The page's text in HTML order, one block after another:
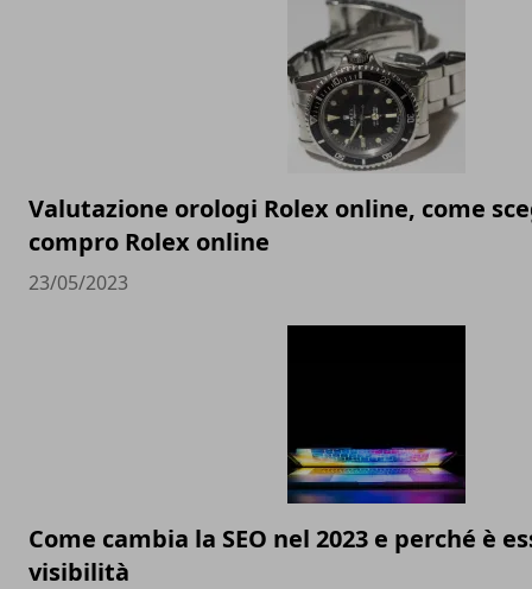
Valutazione orologi Rolex online, come
compro Rolex online
23/05/2023
Come cambia la SEO nel 2023 e perché è
visibilità